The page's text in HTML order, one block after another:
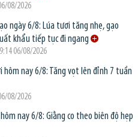
08/2026
ngày 6/8: Lúa tươi tăng nhẹ, gạo
khẩu tiếp tục đi ngang
06/08/2026
hôm nay 6/8: Tăng vọt lên đỉnh 7 tuần
08/2026
nay 6/8: Giằng co theo biên độ hẹp